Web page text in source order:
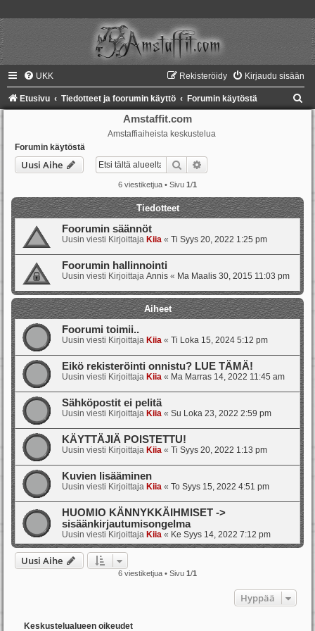
UKK Kirjaudu sisään
Rekisteröidy
Etusivu Tiedotteet ja foorumin käyttö Forumin käytöstä
Amstaffit.com
Amstaffiaiheista keskustelua
Forumin käytöstä
Uusi Aihe Etsi
6 viestiketjua • Sivu 1/1
Tiedotteet
Foorumin säännöt
Uusin viesti Kirjoittaja Kiia « Ti Syys 20, 2022 1:25 pm
Foorumin hallinnointi
Uusin viesti Kirjoittaja Annis « Ma Maalis 30, 2015 11:03 pm
Aiheet
Foorumi toimii..
Uusin viesti Kirjoittaja Kiia « Ti Loka 15, 2024 5:12 pm
Eikö rekisteröinti onnistu? LUE TÄMÄ!
Uusin viesti Kirjoittaja Kiia « Ma Marras 14, 2022 11:45 am
Sähköpostit ei pelitä
Uusin viesti Kirjoittaja Kiia « Su Loka 23, 2022 2:59 pm
KÄYTTÄJIÄ POISTETTU!
Uusin viesti Kirjoittaja Kiia « Ti Syys 20, 2022 1:13 pm
Kuvien lisääminen
Uusin viesti Kirjoittaja Kiia « To Syys 15, 2022 4:51 pm
HUOMIO KÄNNYKKÄIHMISET ->
sisäänkirjautumisongelma
Uusin viesti Kirjoittaja Kiia « Ke Syys 14, 2022 7:12 pm
Uusi Aihe
6 viestiketjua • Sivu 1/1
Hyppää
Keskustelualueen oikeudet